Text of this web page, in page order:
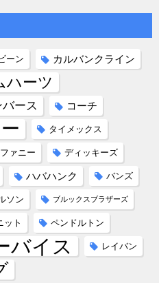
ーン
カルバンクライン
ハーツ
バース コーチ
タイメックス
ァニー ディッキーズ
ハバハンク バンズ
ソン ブルックスブラザーズ
ット ペンドルトン
バイス レイバン